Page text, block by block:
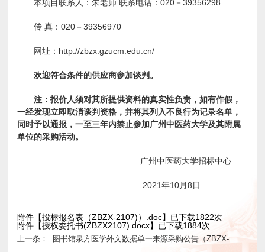
本项目联系人：朱老师 联系电话：020－39356298
传 真：020－39356970
网址：http://zbzx.gzucm.edu.cn/
欢迎符合条件的供应商参加谈判。
注：报价人须对其所提供资料的真实性负责，如有作假，
一经发现立即取消谈判资格，并将其列入不良行为记录名单，
同时予以通报，一至三年内禁止参加广州中医药大学及其附属
单位的采购活动。
广州中医药大学招标中心
2021年10月8日
附件【投标报名表（ZBZX-2107)）.doc】已下载1822次
附件【授权委托书(ZBZX2107).docx】已下载1884次
上一条： 图书馆泉方医学外文数据单一来源采购公告（ZBZX-